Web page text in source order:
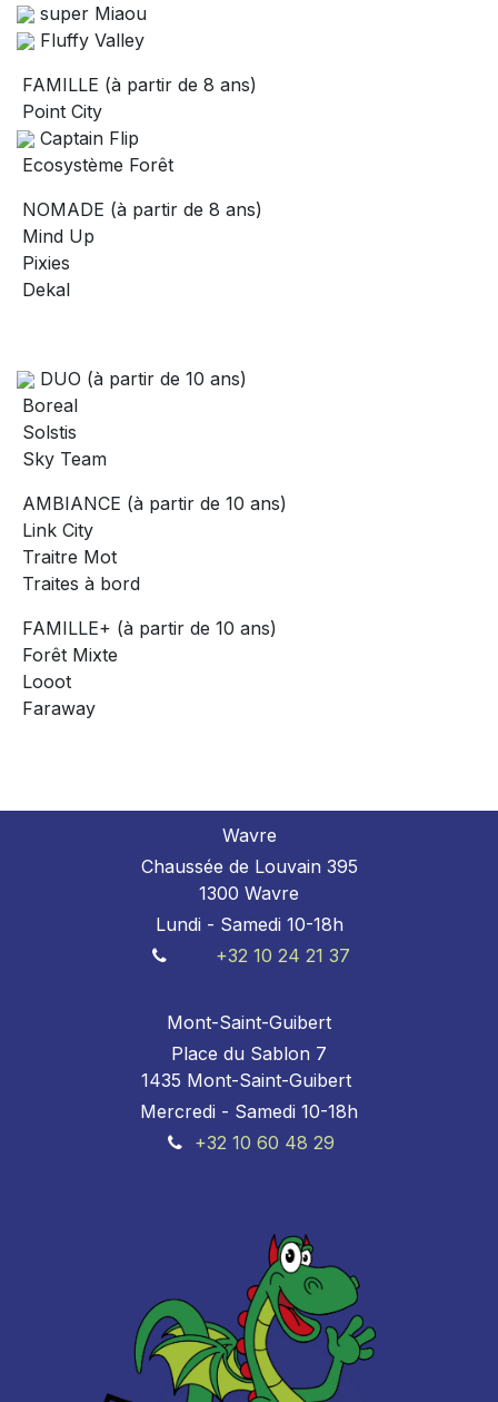
super Miaou
Fluffy Valley
FAMILLE (à partir de 8 ans)
Point City
Captain Flip
Ecosystème Forêt
NOMADE (à partir de 8 ans)
Mind Up
Pixies
Dekal
DUO (à partir de 10 ans)
Boreal
Solstis
Sky Team
AMBIANCE (à partir de 10 ans)
Link City
Traitre Mot
Traites à bord
FAMILLE+ (à partir de 10 ans)
Forêt Mixte
Looot
Faraway
Wavre
Chaussée de Louvain 395
1300 Wavre
Lundi - Samedi 10-18h
+32 10 24 21 37
Mont-Saint-Guibert
Place du Sablon 7
1435 Mont-Saint-Guibert
Mercredi - Samedi 10-18h
+32 10 60 48 29